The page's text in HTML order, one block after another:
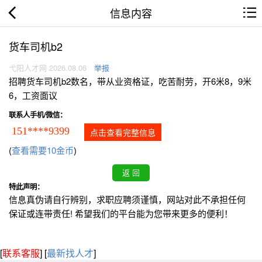
信息内容
货车司机b2
弋阳人才网 2026.08.06 举报
招聘货车司机b2数名，带从业资格证，吃苦耐劳，开6米8，9米
6，工资面议
联系人手机/微信：
151****9399 点击查看完整信息
(查看需要10金币)
特此声明：
信息真伪请自行辨别，求职应聘须谨慎，网站对此不承担任何
保证或连带责任! 希望我们的平台能为您带来更多的便利！
[联系客服] [最新找人才]